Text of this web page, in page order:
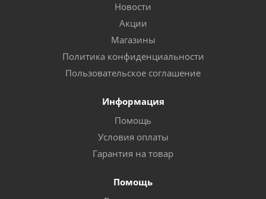
Новости
Акции
Магазины
Политика конфиденциальности
Пользовательское соглашение
Информация
Помощь
Условия оплаты
Гарантия на товар
Помощь